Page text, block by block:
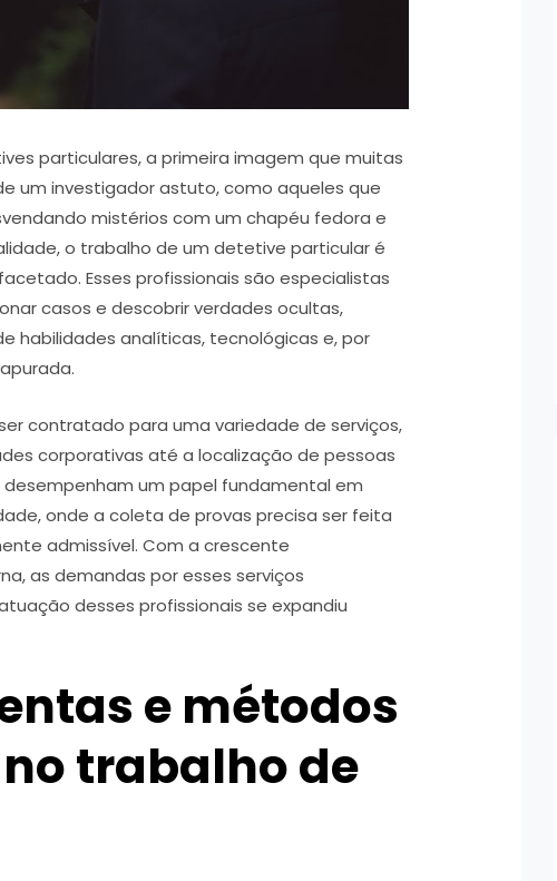
particulares, a primeira imagem que muitas
um investigador astuto, como aqueles que
mistérios com um chapéu fedora e
o trabalho de um detetive particular é
Esses profissionais são especialistas
casos e descobrir verdades ocultas,
habilidades analíticas, tecnológicas e, por
contratado para uma variedade de serviços,
corporativas até a localização de pessoas
um papel fundamental em
onde a coleta de provas precisa ser feita
admissível. Com a crescente
as demandas por esses serviços
desses profissionais se expandiu
e métodos
trabalho de